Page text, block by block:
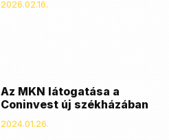
2026.02.16.
Az MKN látogatása a
Coninvest új székházában
2024.01.26.